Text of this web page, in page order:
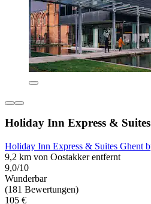
Holiday Inn Express &
Holiday Inn Express & Suites Ghent
9,2 km von Oostakker entfernt
9,0/10
Wunderbar
(181 Bewertungen)
105 €